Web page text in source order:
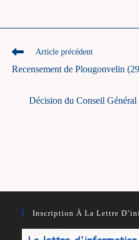
Read
articles
Article précédent
Recensement de Plougonvelin
Décision du Conseil
Inscription À La Lettre